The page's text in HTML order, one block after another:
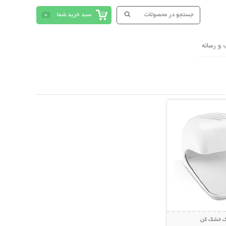
سبد خرید شما 0
و رسانه
خشک کن